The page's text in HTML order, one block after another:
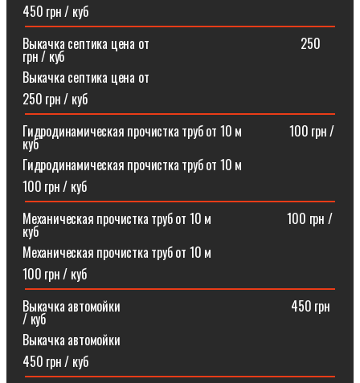
450 грн / куб
Выкачка септика цена от⠀⠀⠀⠀⠀⠀⠀⠀⠀⠀⠀⠀⠀⠀⠀⠀250
грн / куб
Выкачка септика цена от
250 грн / куб
Гидродинамическая прочистка труб от 10 м⠀⠀⠀⠀⠀100 грн /
куб
Гидродинамическая прочистка труб от 10 м
100 грн / куб
Механическая прочистка труб от 10 м⠀⠀⠀⠀⠀⠀⠀⠀100 грн /
куб
Механическая прочистка труб от 10 м
100 грн / куб
Выкачка автомойки⠀⠀⠀⠀⠀⠀⠀⠀⠀⠀⠀⠀⠀⠀⠀⠀⠀⠀450 грн
/ куб
Выкачка автомойки
450 грн / куб